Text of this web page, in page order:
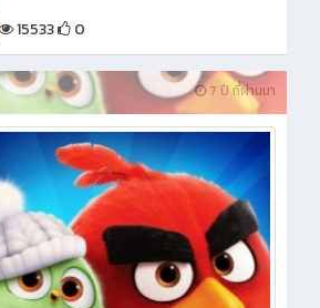
15533 0
7 ปี ที่ผ่านมา